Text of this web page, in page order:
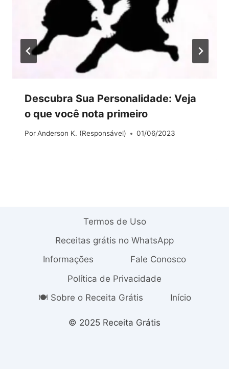
Descubra Sua Personalidade: Veja
o que você nota primeiro
PorAnderson K. (Responsável) 01/06/2023
Termos de Uso
Receitas grátis no WhatsApp
Informações
Fale Conosco
Política de Privacidade
🍽️ Sobre o Receita Grátis
Início
© 2025 Receita Grátis